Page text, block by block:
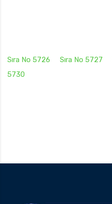
Sıra No 5726 Sıra No 5727
5730